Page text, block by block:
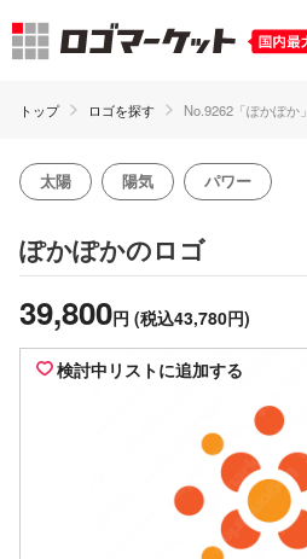
トップ ロゴを探す No.9262「ぽかぽか」
太陽 陽気 パワー
ぽかぽかのロゴ
39,800円 (税込43,780円)
検討中リストに追加する